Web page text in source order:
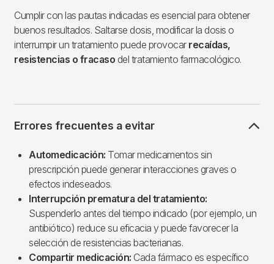
Cumplir con las pautas indicadas es esencial para obtener
buenos resultados. Saltarse dosis, modificar la dosis o
interrumpir un tratamiento puede provocar recaídas,
resistencias o fracaso del tratamiento farmacológico.
Errores frecuentes a evitar
Automedicación: Tomar medicamentos sin
prescripción puede generar interacciones graves o
efectos indeseados.
Interrupción prematura del tratamiento:
Suspenderlo antes del tiempo indicado (por ejemplo, un
antibiótico) reduce su eficacia y puede favorecer la
selección de resistencias bacterianas.
Compartir medicación: Cada fármaco es específico